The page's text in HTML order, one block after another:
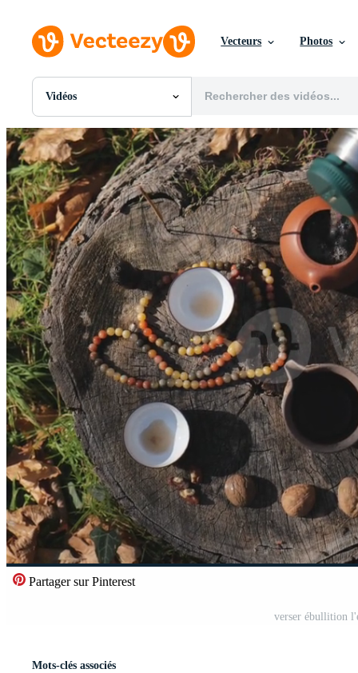
Vecteurs Photos
Vidéos
Toutes Images
Photos
PNGs
PSDs
SVGs
Modèles
Vecteurs
Vidéos
Motion graphics
Images Éditoriales
Événements Éditoriaux
Partager sur Pinterest
verser ébullition
Mots-clés associés